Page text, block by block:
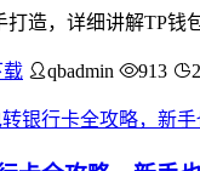
打造，详细讲解TP钱
载 qbadmin 913